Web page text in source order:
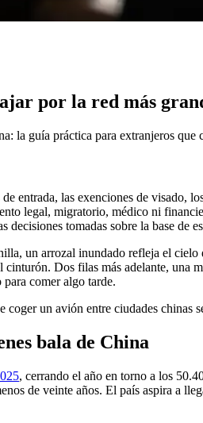
por la red más
la guía práctica para extranjeros
entrada, las exenciones de visado,
legal, migratorio, médico ni
decisiones tomadas sobre la base de
un arrozal inundado refleja el cielo
Dos filas más adelante, una
comer algo tarde.
un avión entre ciudades chinas
bala de China
, cerrando el año en torno a los
de veinte años. El país aspira a